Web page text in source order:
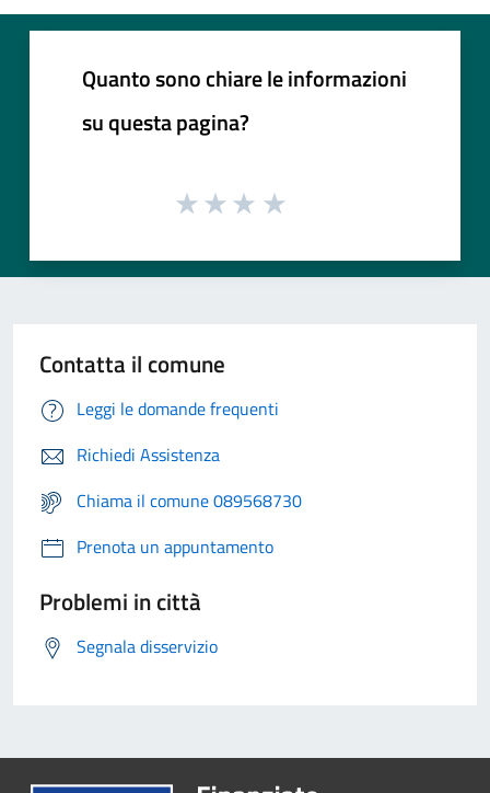
Quanto sono chiare le informazioni
su questa pagina?
Contatta il comune
Leggi le domande frequenti
Richiedi Assistenza
Chiama il comune 089568730
Prenota un appuntamento
Problemi in città
Segnala disservizio